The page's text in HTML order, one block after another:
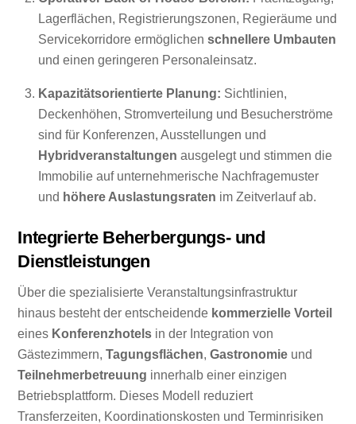
Lagerflächen, Registrierungszonen, Regieräume und
Servicekorridore ermöglichen schnellere Umbauten
und einen geringeren Personaleinsatz.
Kapazitätsorientierte Planung: Sichtlinien,
Deckenhöhen, Stromverteilung und Besucherströme
sind für Konferenzen, Ausstellungen und
Hybridveranstaltungen ausgelegt und stimmen die
Immobilie auf unternehmerische Nachfragemuster
und höhere Auslastungsraten im Zeitverlauf ab.
Integrierte Beherbergungs- und
Dienstleistungen
Über die spezialisierte Veranstaltungsinfrastruktur
hinaus besteht der entscheidende kommerzielle Vorteil
eines Konferenzhotels in der Integration von
Gästezimmern,Tagungsflächen,Gastronomie und
Teilnehmerbetreuung innerhalb einer einzigen
Betriebsplattform. Dieses Modell reduziert
Transferzeiten, Koordinationskosten und Terminrisiken